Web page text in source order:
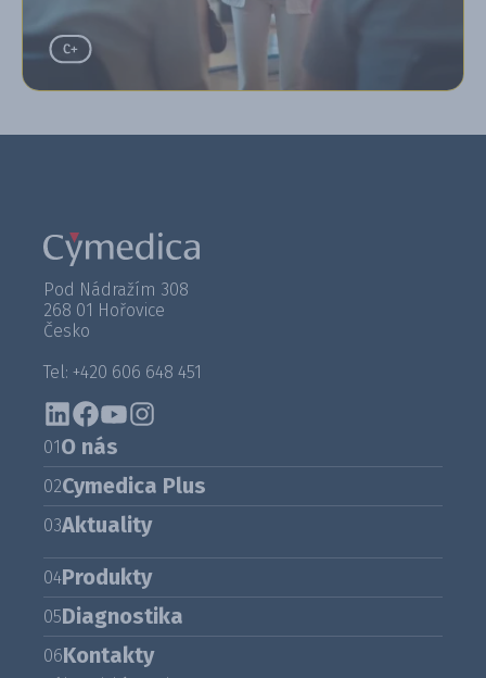
Pod Nádražím 308
268 01 Hořovice
Česko
Tel: +420 606 648 451
01O nás
02Cymedica Plus
03Aktuality
04Produkty
05Diagnostika
06Kontakty